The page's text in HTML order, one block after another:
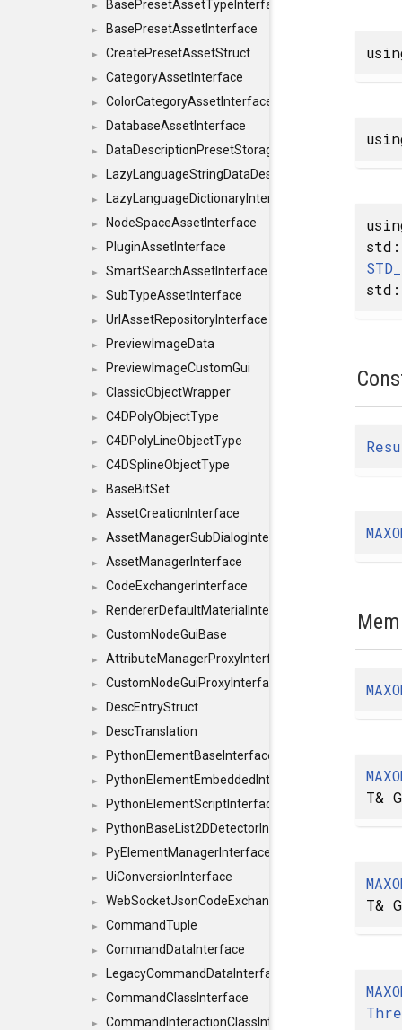
► BasePresetAssetTypeInterface
► BasePresetAssetInterface
► CreatePresetAssetStruct
► CategoryAssetInterface
► ColorCategoryAssetInterface
► DatabaseAssetInterface
► DataDescriptionPresetStorageInterface
►
► LazyLanguageDictionaryInterface
► NodeSpaceAssetInterface
► PluginAssetInterface
► SmartSearchAssetInterface
► SubTypeAssetInterface
► UrlAssetRepositoryInterface
► PreviewImageData
► PreviewImageCustomGui
► ClassicObjectWrapper
► C4DPolyObjectType
► C4DPolyLineObjectType
► C4DSplineObjectType
► BaseBitSet
► AssetCreationInterface
► AssetManagerSubDialogInterface
► AssetManagerInterface
► CodeExchangerInterface
► RendererDefaultMaterialInterface
► CustomNodeGuiBase
► AttributeManagerProxyInterface
► CustomNodeGuiProxyInterface
► DescEntryStruct
► DescTranslation
► PythonElementBaseInterface
► PythonElementEmbeddedInterface
► PythonElementScriptInterface
► PythonBaseList2DDetectorInterface
► PyElementManagerInterface
► UiConversionInterface
► WebSocketJsonCodeExchangerInterface
► CommandTuple
► CommandDataInterface
► LegacyCommandDataInterface
► CommandClassInterface
► CommandInteractionClassInterface
T&
T&